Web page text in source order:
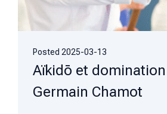
Posted 2025-03-13
Aïkidō et
Germain Chamot